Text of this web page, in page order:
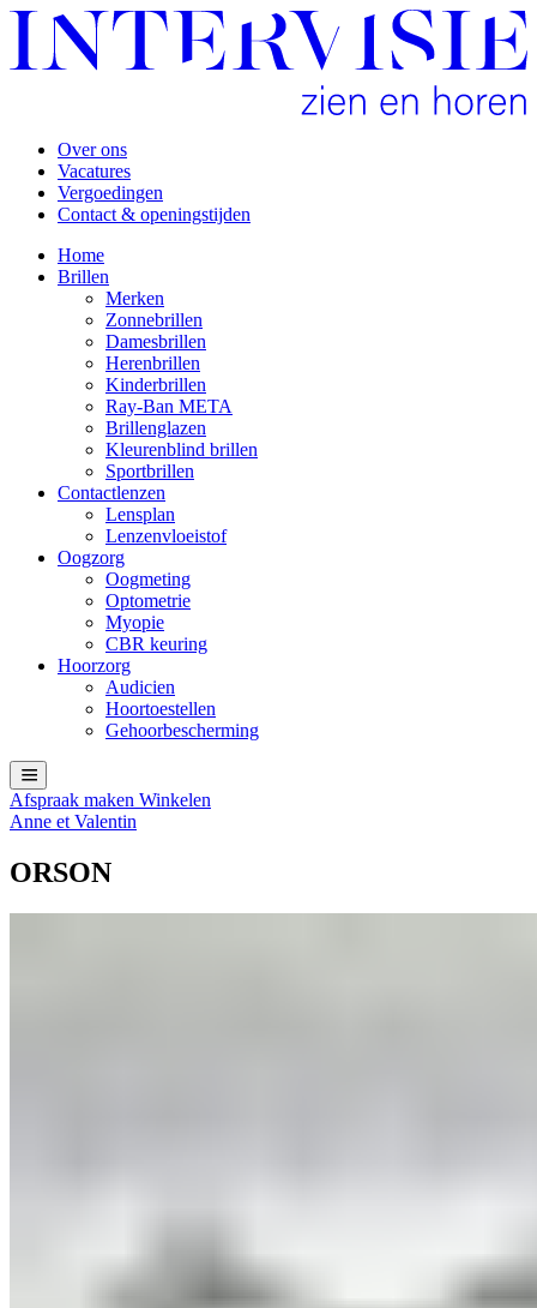
Over ons
Vacatures
Vergoedingen
Contact & openingstijden
Home
Brillen
Merken
Zonnebrillen
Damesbrillen
Herenbrillen
Kinderbrillen
Ray-Ban META
Brillenglazen
Kleurenblind brillen
Sportbrillen
Contactlenzen
Lensplan
Lenzenvloeistof
Oogzorg
Oogmeting
Optometrie
Myopie
CBR keuring
Hoorzorg
Audicien
Hoortoestellen
Gehoorbescherming
Afspraak maken Winkelen
Anne et Valentin
ORSON